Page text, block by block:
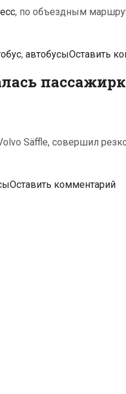
, по объездным
, автобусыОставить
Säffle, совершил
Оставить комментарий